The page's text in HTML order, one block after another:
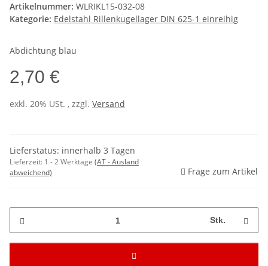
Artikelnummer: WLRIKL15-032-08
Kategorie: Edelstahl Rillenkugellager DIN 625-1 einreihig
Abdichtung blau
2,70 €
exkl. 20% USt. , zzgl. Versand
Lieferstatus: innerhalb 3 Tagen
Lieferzeit: 1 - 2 Werktage (AT - Ausland
abweichend)
Frage zum Artikel
Stk.